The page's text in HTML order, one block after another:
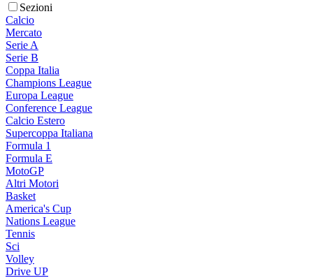
Sezioni
Calcio
Mercato
Serie A
Serie B
Coppa Italia
Champions League
Europa League
Conference League
Calcio Estero
Supercoppa Italiana
Formula 1
Formula E
MotoGP
Altri Motori
Basket
America's Cup
Nations League
Tennis
Sci
Volley
Drive UP